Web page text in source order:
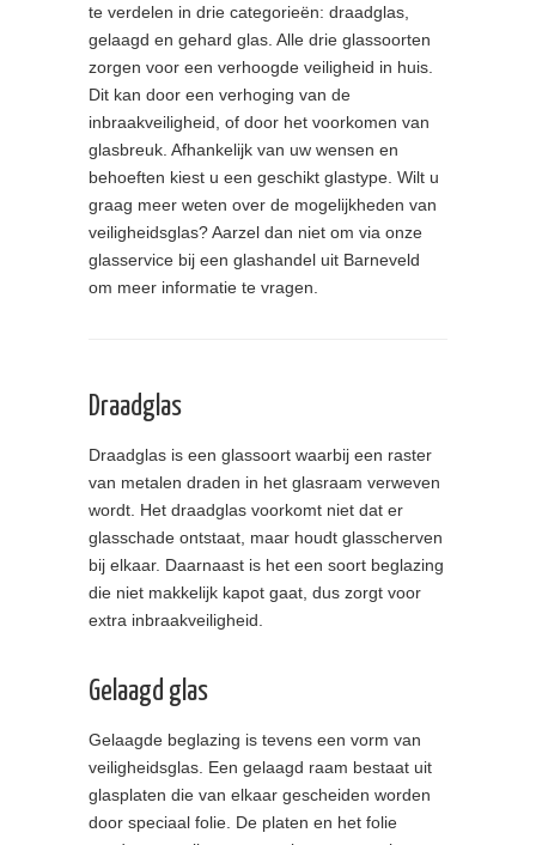
te verdelen in drie categorieën: draadglas,
gelaagd en gehard glas. Alle drie glassoorten
zorgen voor een verhoogde veiligheid in huis.
Dit kan door een verhoging van de
inbraakveiligheid, of door het voorkomen van
glasbreuk. Afhankelijk van uw wensen en
behoeften kiest u een geschikt glastype. Wilt u
graag meer weten over de mogelijkheden van
veiligheidsglas? Aarzel dan niet om via onze
glasservice bij een glashandel uit Barneveld
om meer informatie te vragen.
Draadglas
Draadglas is een glassoort waarbij een raster
van metalen draden in het glasraam verweven
wordt. Het draadglas voorkomt niet dat er
glasschade ontstaat, maar houdt glasscherven
bij elkaar. Daarnaast is het een soort beglazing
die niet makkelijk kapot gaat, dus zorgt voor
extra inbraakveiligheid.
Gelaagd glas
Gelaagde beglazing is tevens een vorm van
veiligheidsglas. Een gelaagd raam bestaat uit
glasplaten die van elkaar gescheiden worden
door speciaal folie. De platen en het folie